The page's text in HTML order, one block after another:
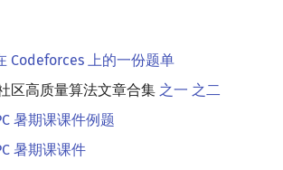
Codeforces 上的一份题单
区高质量算法文章合集 之一 之二
暑期课课件例题
暑期课课件